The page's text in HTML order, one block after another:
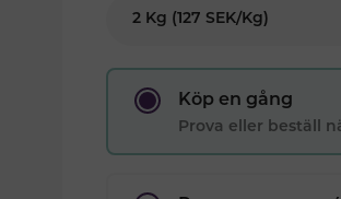
2 Kg (127 SEK/kg)
Köp en gång
Prova eller beställ